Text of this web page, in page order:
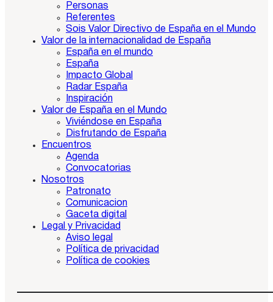
Personas
Referentes
Sois Valor Directivo de España en el Mundo
Valor de la internacionalidad de España
España en el mundo
España
Impacto Global
Radar España
Inspiración
Valor de España en el Mundo
Viviéndose en España
Disfrutando de España
Encuentros
Agenda
Convocatorias
Nosotros
Patronato
Comunicacion
Gaceta digital
Legal y Privacidad
Aviso legal
Política de privacidad
Política de cookies